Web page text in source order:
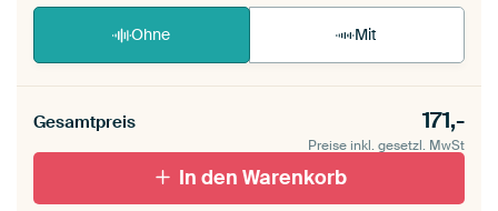
Ohne Mit
Gesamtpreis 171,-
Preise inkl. gesetzl. MwSt
In den Warenkorb